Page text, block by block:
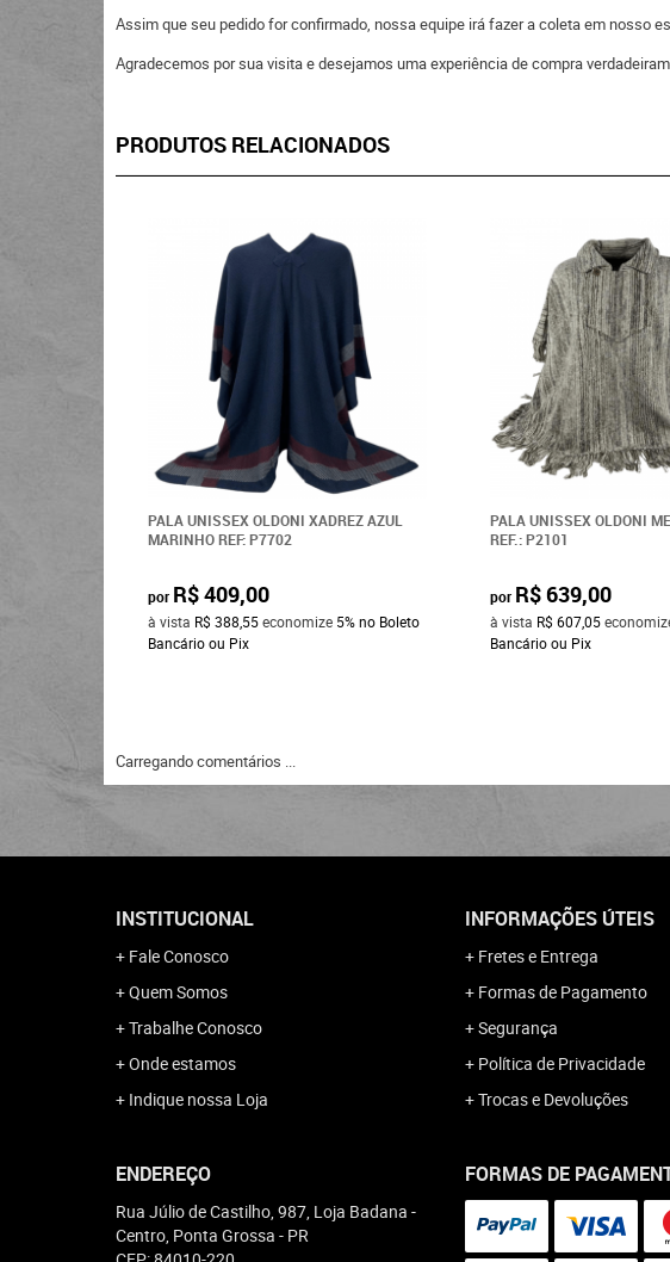
Assim que seu pedido for confirmado, nossa equipe irá fazer a coleta em nosso
Agradecemos por sua visita e desejamos uma experiência de compra
PRODUTOS RELACIONADOS
PALA UNISSEX OLDONI XADREZ AZUL
MARINHO REF: P7702
por R$ 409,00
à vista R$ 388,55economize 5% no Boleto
Bancário ou Pix
PALA UNISSEX OLDONI
REF.: P2101
por R$ 639,00
à vista R$ 607,05
Bancário ou Pix
Carregando comentários ...
INSTITUCIONAL
Fale Conosco
Quem Somos
Trabalhe Conosco
Onde estamos
Indique nossa Loja
INFORMAÇÕES ÚTEIS
Fretes e Entrega
Formas de Pagamento
Segurança
Política de Privacidade
Trocas e Devoluções
ENDEREÇO
Rua Júlio de Castilho, 987, Loja Badana -
Centro, Ponta Grossa - PR
FORMAS DE